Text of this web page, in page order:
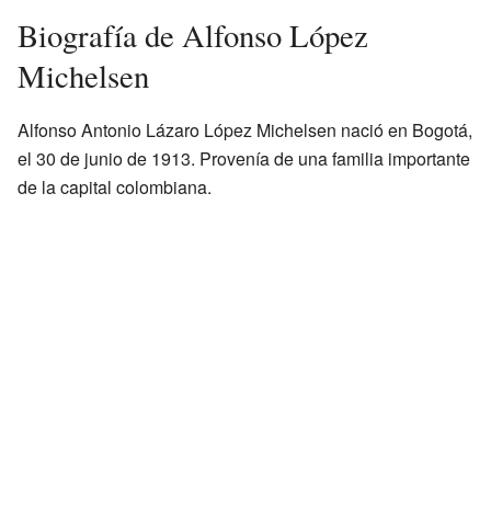
Biografía de Alfonso López
Michelsen
Alfonso Antonio Lázaro López Michelsen nació en Bogotá,
el 30 de junio de 1913. Provenía de una familia importante
de la capital colombiana.